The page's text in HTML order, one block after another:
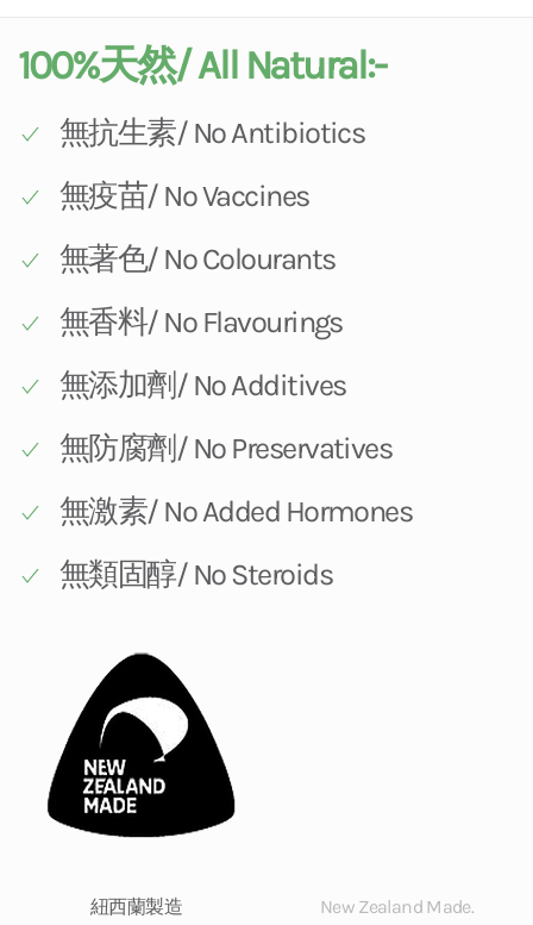
100%天然/ All Natural:-
無抗生素/ No Antibiotics
無疫苗/ No Vaccines
無著色/ No Colourants
無香料/ No Flavourings
無添加劑/ No Additives
無防腐劑/ No Preservatives
無激素/ No Added Hormones
無類固醇/ No Steroids
紐西蘭製造 New Zealand Made.